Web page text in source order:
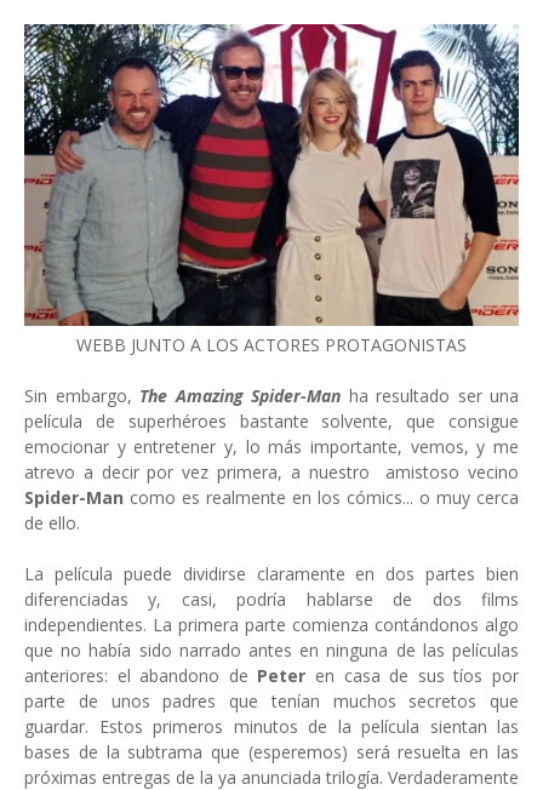
WEBB JUNTO A LOS ACTORES PROTAGONISTAS
Sin embargo, The Amazing Spider-Man ha resultado ser una
película de superhéroes bastante solvente, que consigue
emocionar y entretener y, lo más importante, vemos, y me
atrevo a decir por vez primera, a nuestro amistoso vecino
Spider-Man como es realmente en los cómics... o muy cerca
de ello.
La película puede dividirse claramente en dos partes bien
diferenciadas y, casi, podría hablarse de dos films
independientes. La primera parte comienza contándonos algo
que no había sido narrado antes en ninguna de las películas
anteriores: el abandono de Peter en casa de sus tíos por
parte de unos padres que tenían muchos secretos que
guardar. Estos primeros minutos de la película sientan las
bases de la subtrama que (esperemos) será resuelta en las
próximas entregas de la ya anunciada trilogía. Verdaderamente